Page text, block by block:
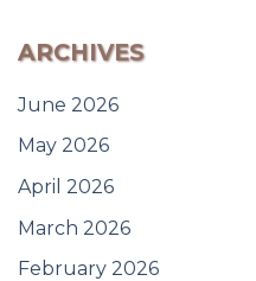
ARCHIVES
June 2026
May 2026
April 2026
March 2026
February 2026